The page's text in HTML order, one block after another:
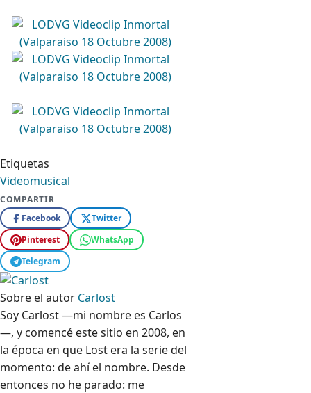
Etiquetas
Videomusical
COMPARTIR
Facebook
Twitter
Pinterest
WhatsApp
Telegram
Sobre el autor Carlost
Soy Carlost —mi nombre es Carlos
—, y comencé este sitio en 2008, en
la época en que Lost era la serie del
momento: de ahí el nombre. Desde
entonces no he parado: me